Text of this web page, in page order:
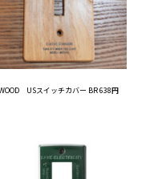
USスイッチカバー BR 638円